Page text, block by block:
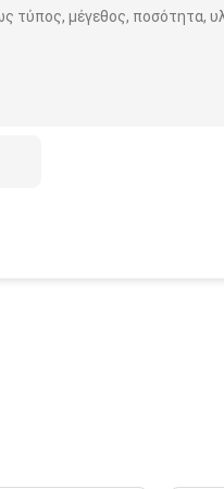
τύπος, μέγεθος, ποσότητα,